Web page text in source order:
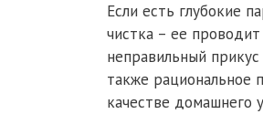
Если есть глубокие
чистка – ее
неправильный
также рациональное
качестве домашнего